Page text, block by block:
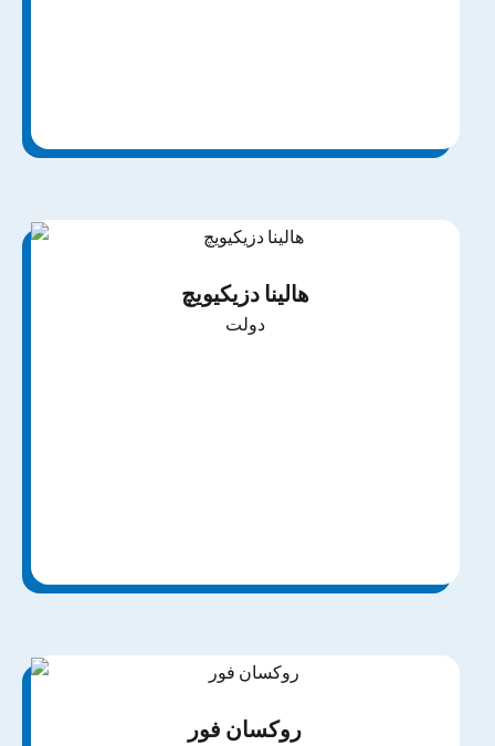
هالینا دزیکیویچ
دولت
روکسان فور